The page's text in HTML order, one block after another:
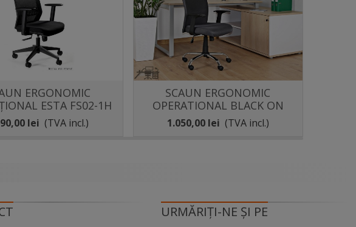
Distribuie
ERGONOMIC
ESTA FS02-1H
lei (TVA incl.)
Distribuie
SCAUN ERGONOMIC
OPERATIONAL BLACK ON
BLACK
1.050,00 lei (TVA incl.)
URMĂRIȚI-NE ȘI PE